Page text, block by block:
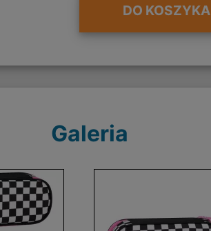
DO KOSZYKA
Galeria